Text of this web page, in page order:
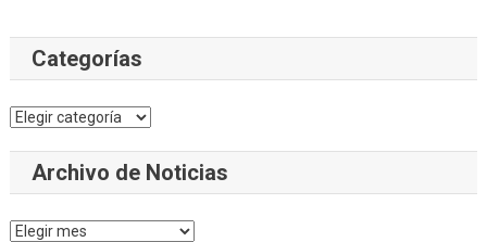
Categorías
Categorías
Archivo de Noticias
Archivo